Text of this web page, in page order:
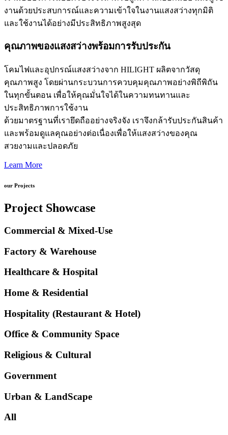
งานด้วยประสบการณ์และความเข้าใจในงานแสงสว่างทุกมิติ
และใช้งานได้อย่างมีประสิทธิภาพสูงสุด
คุณภาพของแสงสว่างพร้อมการรับประกัน
โคมไฟและอุปกรณ์แสงสว่างจาก HILIGHT ผลิตจากวัสดุ
คุณภาพสูง โดยผ่านกระบวนการควบคุมคุณภาพอย่างพิถีพิถัน
ในทุกขั้นตอน เพื่อให้คุณมั่นใจได้ในความทนทานและ
ประสิทธิภาพการใช้งาน
ด้วยมาตรฐานที่เรายึดถืออย่างจริงจัง เราจึงกล้ารับประกันสินค้า
และพร้อมดูแลคุณอย่างต่อเนื่องเพื่อให้แสงสว่างของคุณ
สวยงามและปลอดภัย
Learn More
our Projects
Project Showcase
Commercial & Mixed-Use
Factory & Warehouse
Healthcare & Hospital
Home & Residential
Hospitality (Restaurant & Hotel)
Office & Community Space
Religious & Cultural
Government
Urban & LandScape
All